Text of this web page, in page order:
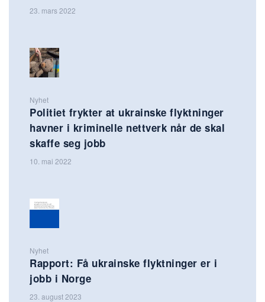
23. mars 2022
Nyhet
Politiet frykter at ukrainske flyktninger
havner i kriminelle nettverk når de skal
skaffe seg jobb
10. mai 2022
Nyhet
Rapport: Få ukrainske flyktninger er i
jobb i Norge
23. august 2023